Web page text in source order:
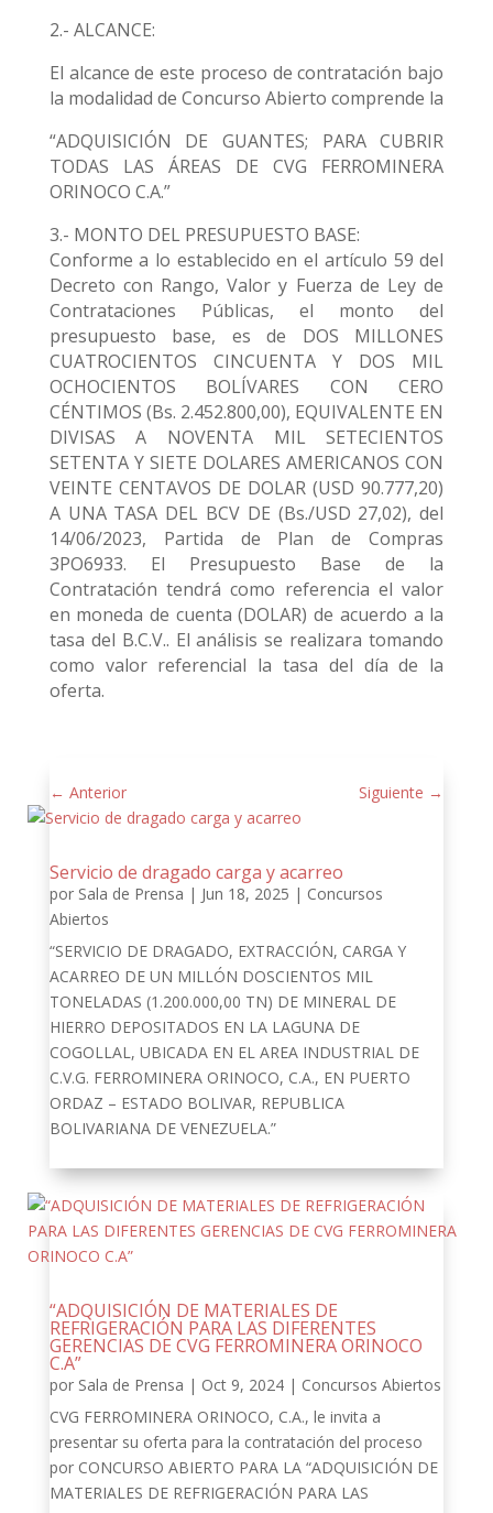
2.- ALCANCE:
El alcance de este proceso de contratación bajo
la modalidad de Concurso Abierto comprende la
“ADQUISICIÓN DE GUANTES; PARA CUBRIR
TODAS LAS ÁREAS DE CVG FERROMINERA
ORINOCO C.A.”
3.- MONTO DEL PRESUPUESTO BASE:
Conforme a lo establecido en el artículo 59 del
Decreto con Rango, Valor y Fuerza de Ley de
Contrataciones Públicas, el monto del
presupuesto base, es de DOS MILLONES
CUATROCIENTOS CINCUENTA Y DOS MIL
OCHOCIENTOS BOLÍVARES CON CERO
CÉNTIMOS (Bs. 2.452.800,00), EQUIVALENTE EN
DIVISAS A NOVENTA MIL SETECIENTOS
SETENTA Y SIETE DOLARES AMERICANOS CON
VEINTE CENTAVOS DE DOLAR (USD 90.777,20)
A UNA TASA DEL BCV DE (Bs./USD 27,02), del
14/06/2023, Partida de Plan de Compras
3PO6933. El Presupuesto Base de la
Contratación tendrá como referencia el valor
en moneda de cuenta (DOLAR) de acuerdo a la
tasa del B.C.V.. El análisis se realizara tomando
como valor referencial la tasa del día de la
oferta.
← Anterior Siguiente →
Servicio de dragado carga y acarreo
por Sala de Prensa | Jun 18, 2025 | Concursos
Abiertos
“SERVICIO DE DRAGADO, EXTRACCIÓN, CARGA Y
ACARREO DE UN MILLÓN DOSCIENTOS MIL
TONELADAS (1.200.000,00 TN) DE MINERAL DE
HIERRO DEPOSITADOS EN LA LAGUNA DE
COGOLLAL, UBICADA EN EL AREA INDUSTRIAL DE
C.V.G. FERROMINERA ORINOCO, C.A., EN PUERTO
ORDAZ – ESTADO BOLIVAR, REPUBLICA
BOLIVARIANA DE VENEZUELA.”
“ADQUISICIÓN DE MATERIALES DE
REFRIGERACIÓN PARA LAS DIFERENTES
GERENCIAS DE CVG FERROMINERA ORINOCO
C.A”
por Sala de Prensa | Oct 9, 2024| Concursos Abiertos
CVG FERROMINERA ORINOCO, C.A., le invita a
presentar su oferta para la contratación del proceso
por CONCURSO ABIERTO PARA LA “ADQUISICIÓN DE
MATERIALES DE REFRIGERACIÓN PARA LAS